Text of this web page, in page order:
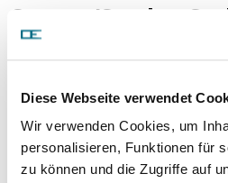
Diese Webseite verwendet
Wir verwenden Cookies, um
personalisieren, Funktionen für
zu können und die Zugriffe auf
Stange/Strebe,
801207